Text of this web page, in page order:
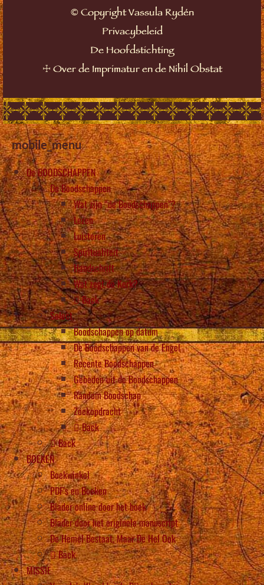
©Copyright Vassula Rydén
Privacybeleid
De Hoofdstichting
☩ Over de Imprimatur en de Nihil Obstat
mobile_menu
De BOODSCHAPPEN
De Boodschappen
Wat zijn “de Boodschappen”?
Lezen
Luisteren
Spiritualiteit
Handschrift
Wat zegt de Kerk?
Back
Select
Boodschappen op datum
De Boodschappen van de Engel
Recente Boodschappen
Gebeden uit de Boodschappen
Random Boodschap
Zoekopdracht
Back
Back
BOEKEN
Boekwinkel
PDF’s en Boeken
Blader online door het boek
Blader door het originele manuscript
De Hemel Bestaat, Maar De Hel Ook
Back
MISSIE